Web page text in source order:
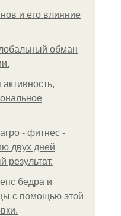
и его влияние
обман
- фитнес -
двух дней
результат.
бедра и
с помощью этой